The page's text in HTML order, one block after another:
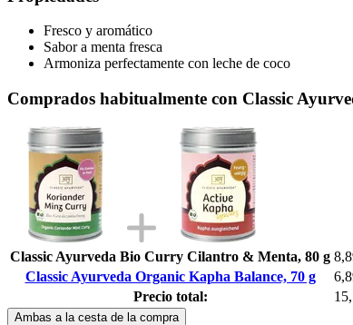
Fresco y aromático
Sabor a menta fresca
Armoniza perfectamente con leche de coco
Comprados habitualmente con Classic
Classic Ayurveda Bio Curry Cilantro & Menta, 80 g
Classic Ayurveda Organic Kapha Balance, 70 g
Precio total:
Ambas a la cesta de la compra